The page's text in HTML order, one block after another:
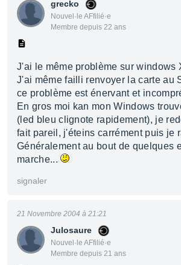
grecko
Nouvel·le AFfilié·e
Membre depuis 22 ans
J'ai le même problème sur windows
J'ai même failli renvoyer la carte au
ce problème est énervant et
En gros moi kan mon Windows
(led bleu clignote rapidement), je
fait pareil, j'éteins carrément puis je
Généralement au bout de quelques
marche...
signaler
Julosaure
Nouvel·le AFfilié·e
Membre depuis 21 ans
21 Novembre 2004 à 21:21